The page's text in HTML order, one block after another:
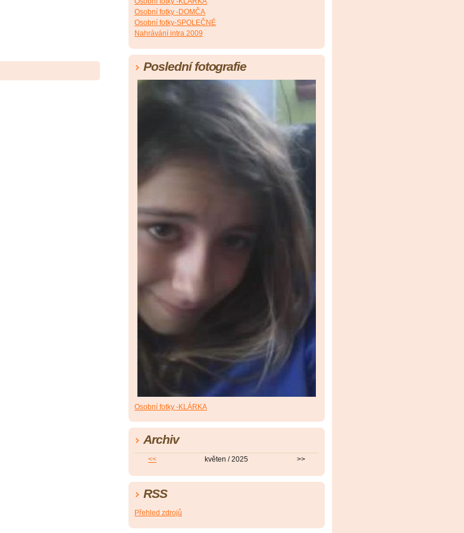
Osobní fotky -DOMČA
Osobní fotky-SPOLEČNÉ
Nahrávání intra 2009
Poslední fotografie
Osobní fotky -KLÁRKA
Archiv
<< květen / 2025 >>
RSS
Přehled zdrojů